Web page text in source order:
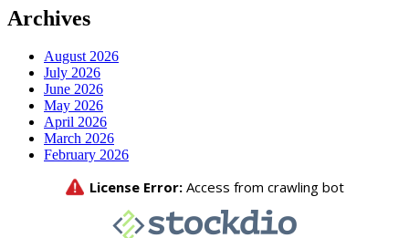
Archives
August 2026
July 2026
June 2026
May 2026
April 2026
March 2026
February 2026